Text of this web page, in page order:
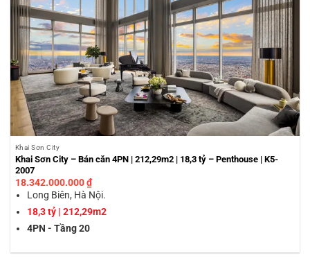
Khai Sơn City
Khai Sơn City – Bán căn 4PN | 212,29m2 | 18,3 tỷ – Penthouse | K5-
2007
18.342.000.000₫
Long Biên, Hà Nội.
18,3 tỷ | 212,29m2
4PN - Tầng 20